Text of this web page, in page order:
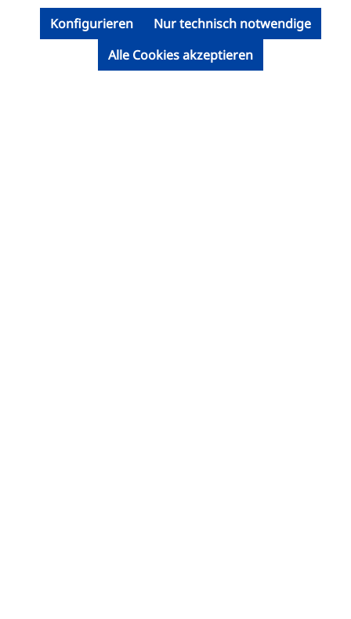
Nur technisch notwendige
Konfigurieren
Alle Cookies akzeptieren